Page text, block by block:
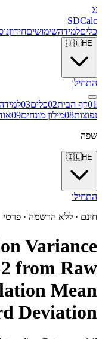
Σ
SDCalc
כליםלמידהשימושיםחידון
🇮🇱HE
התחילו
01 דף הבית 02 כלים 03
נפוצות 08 מילון מונחים 09
שפה
🇮🇱HE
התחילו
חינם · ללא הרשמה · פרטי
Variance
from Raw
Mean
Deviation